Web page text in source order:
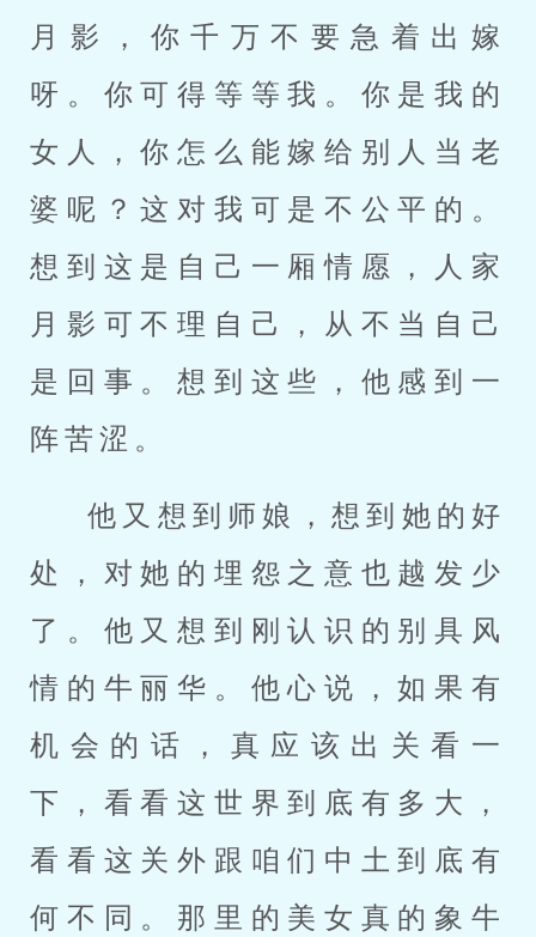
月影，你千万不要急着出嫁
呀。你可得等等我。你是我的
女人，你怎么能嫁给别人当老
婆呢？这对我可是不公平的。
想到这是自己一厢情愿，人家
月影可不理自己，从不当自己
是回事。想到这些，他感到一
阵苦涩。
他又想到师娘，想到她的好
处，对她的埋怨之意也越发少
了。他又想到刚认识的别具风
情的牛丽华。他心说，如果有
机会的话，真应该出关看一
下，看看这世界到底有多大，
看看这关外跟咱们中土到底有
何不同。那里的美女真的象牛